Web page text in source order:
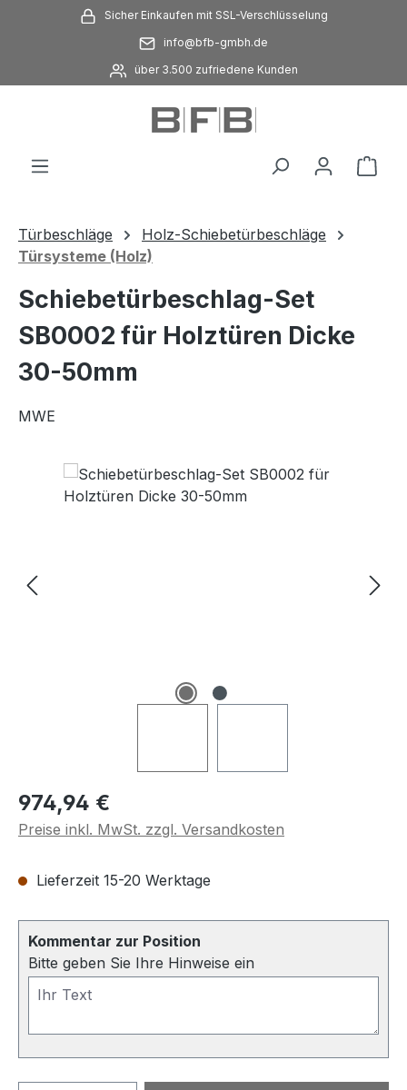
Zum Hauptinhalt springenSicher Einkaufen mit SSL-Verschlüsselung
info@bfb-gmbh.de
über 3.500 zufriedene Kunden
Türbeschläge
Holz-Schiebetürbeschläge
Türsysteme (Holz)
Schiebetürbeschlag-Set
SB0002 für Holztüren Dicke
30-50mm
MWE
Bildergalerie überspringen
Regulärer Preis:
974,94 €
Preise inkl. MwSt. zzgl. Versandkosten
Lieferzeit 15-20 Werktage
Kommentar zur Position
Bitte geben Sie Ihre Hinweise ein